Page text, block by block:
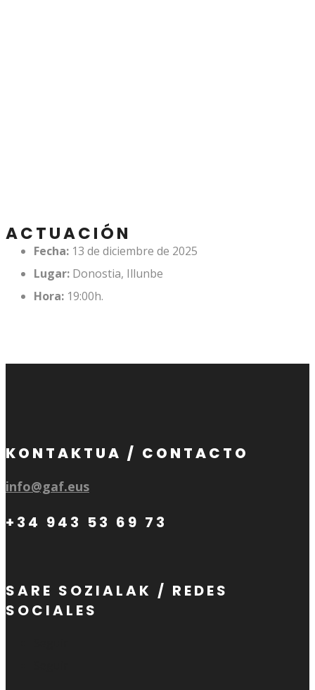
ACTUACIÓN
Fecha: 13 de diciembre de 2025
Lugar: Donostia, Illunbe
Hora: 19:00h.
KONTAKTUA / CONTACTO
info@gaf.eus
+34 943 53 69 73
SARE SOZIALAK / REDES
SOCIALES